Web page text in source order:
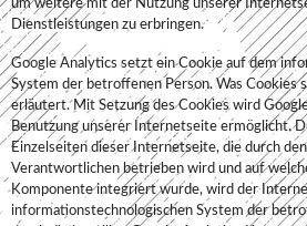
um weitere mit der Nutzung unserer
Dienstleistungen zu erbringen.
Google Analytics setzt ein Cookie auf dem
System der betroffenen Person. Was Cookies
erläutert. Mit Setzung des Cookies wird
Benutzung unserer Internetseite ermöglicht.
Einzelseiten dieser Internetseite, die durch
Verantwortlichen betrieben wird und auf
Komponente integriert wurde, wird der
informationstechnologischen System der